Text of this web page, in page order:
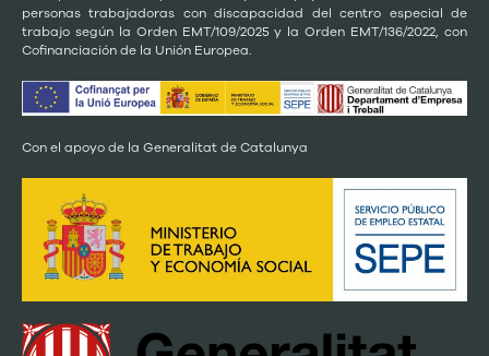
personas trabajadoras con discapacidad del centro especial de
trabajo según la Orden EMT/109/2025 y la Orden EMT/136/2022, con
Cofinanciación de la Unión Europea.
Con el apoyo de la Generalitat de Catalunya